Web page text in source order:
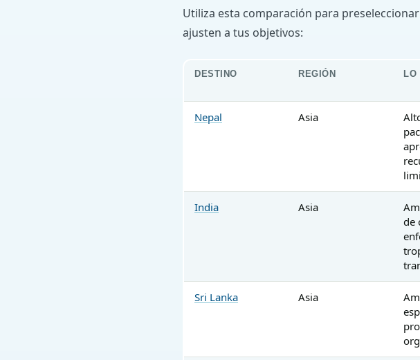
Utiliza esta comparación para
ajusten a tus objetivos:
DESTINO REGIÓN LO
Nepal Asia
India Asia
de
Sri Lanka Asia